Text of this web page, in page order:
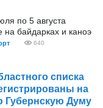
по 5 августа
на байдарках и каноэ
640
списка
на
Губернскую Думу